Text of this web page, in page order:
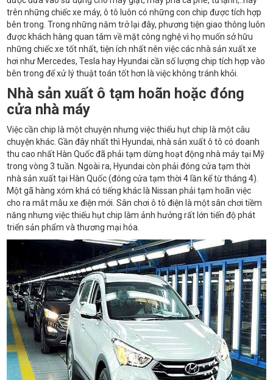
trên những chiếc xe máy, ô tô luôn có những con chip được tích hợp
bên trong. Trong những năm trở lại đây, phương tiện giao thông luôn
được khách hàng quan tâm về mặt công nghệ vì họ muốn sở hữu
những chiếc xe tốt nhất, tiện ích nhất nên việc các nhà sản xuất xe
hơi như Mercedes, Tesla hay Hyundai cần số lượng chip tích hợp vào
bên trong để xử lý thuật toán tốt hơn là việc không tránh khỏi.
Nhà sản xuất ô tạm hoãn hoặc đóng
cửa nhà máy
Việc cần chip là một chuyện nhưng việc thiếu hụt chip là một câu
chuyện khác. Gần đây nhất thì Hyundai, nhà sản xuất ô tô có doanh
thu cao nhất Hàn Quốc đã phải tạm dừng hoạt động nhà máy tại Mỹ
trong vòng 3 tuần. Ngoài ra, Hyundai còn phải đóng cửa tạm thời
nhà sản xuất tại Hàn Quốc (đóng cửa tạm thời 4 lần kể từ tháng 4).
Một gã hàng xóm khá có tiếng khác là Nissan phải tạm hoãn việc
cho ra mắt mẫu xe điện mới. Sân chơi ô tô điện là một sân chơi tiềm
năng nhưng việc thiếu hụt chip làm ảnh hưởng rất lớn tiến độ phát
triển sản phẩm và thương mại hóa.